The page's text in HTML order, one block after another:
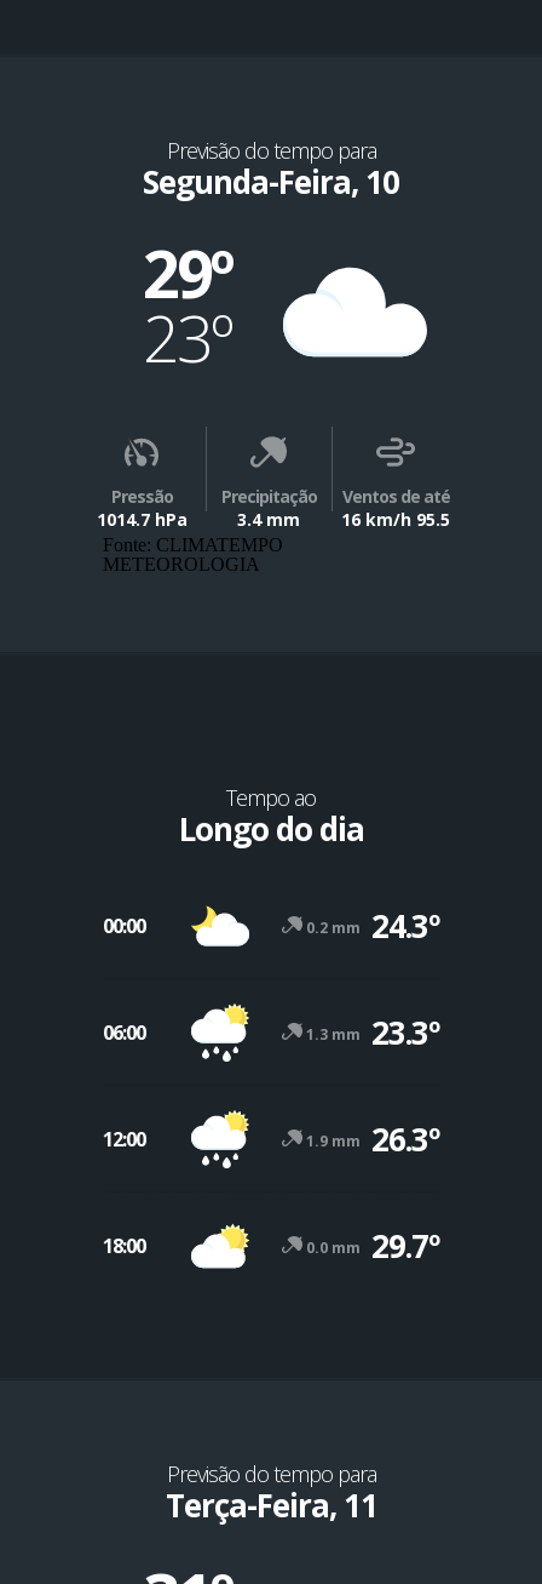
Previsão do tempo para
Segunda-Feira, 10
29º
23º
Pressão
1014.7 hPa
Precipitação
3.4 mm
Ventos de até
16 km/h 95.5
Fonte: CLIMATEMPO
METEOROLOGIA
Tempo ao
Longo do dia
00:00 0.2 mm 24.3º
06:00 1.3 mm 23.3º
12:00 1.9 mm 26.3º
18:00 0.0 mm 29.7º
Previsão do tempo para
Terça-Feira, 11